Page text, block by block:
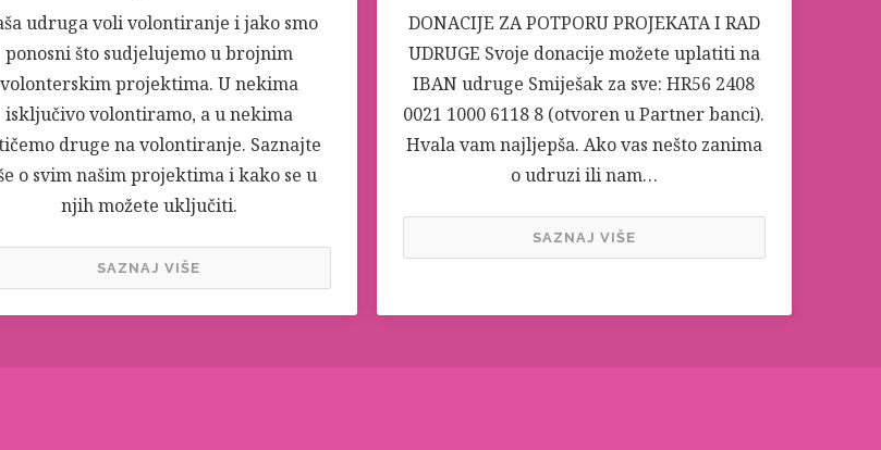
udruga voli volontiranje i jako smo
ponosni što sudjelujemo u brojnim
volonterskim projektima. U nekima
isključivo volontiramo, a u nekima
druge na volontiranje. Saznajte
o svim našim projektima i kako se u
njih možete uključiti.
SAZNAJ VIŠE
DONACIJE ZA POTPORU PROJEKATA I RAD
UDRUGE Svoje donacije možete uplatiti na
IBAN udruge Smiješak za sve: HR56 2408
0021 1000 6118 8 (otvoren u Partner banci).
Hvala vam najljepša. Ako vas nešto zanima
o udruzi ili nam…
SAZNAJ VIŠE